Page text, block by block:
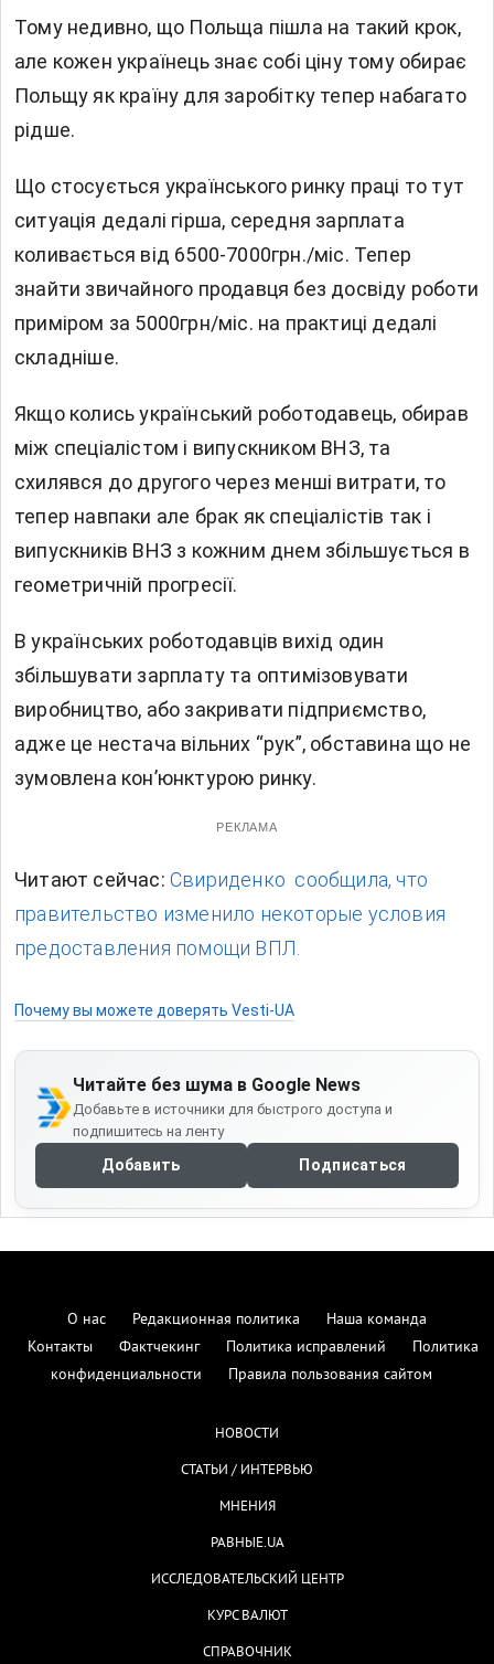
Тому недивно, що Польща пішла на такий крок,
але кожен українець знає собі ціну тому обирає
Польщу як країну для заробітку тепер набагато
рідше.
Що стосується українського ринку праці то тут
ситуація дедалі гірша, середня зарплата
коливається від 6500-7000грн./міс. Тепер
знайти звичайного продавця без досвіду роботи
приміром за 5000грн/міс. на практиці дедалі
складніше.
Якщо колись український роботодавець, обирав
між спеціалістом і випускником ВНЗ, та
схилявся до другого через менші витрати, то
тепер навпаки але брак як спеціалістів так і
випускників ВНЗ з кожним днем збільшується в
геометричній прогресії.
В українських роботодавців вихід один
збільшувати зарплату та оптимізовувати
виробництво, або закривати підприємство,
адже це нестача вільних “рук”, обставина що не
зумовлена кон’юнктурою ринку.
РЕКЛАМА
Читают сейчас: Свириденко сообщила, что
правительство изменило некоторые условия
предоставления помощи ВПЛ.
Почему вы можете доверять Vesti-UA
Читайте без шума в Google News
Добавьте в источники для быстрого доступа и
подпишитесь на ленту
Добавить Подписаться
О нас Редакционная политика
Наша команда
Контакты
Фактчекинг Политика исправлений
Политика
конфиденциальности
Правила пользования сайтом
НОВОСТИ
СТАТЬИ / ИНТЕРВЬЮ
МНЕНИЯ
РАВНЫЕ.UA
ИССЛЕДОВАТЕЛЬСКИЙ ЦЕНТР
КУРС ВАЛЮТ
СПРАВОЧНИК